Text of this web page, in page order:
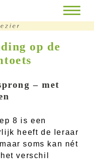
op de
– met
8 is een
heeft de leraar
soms kan nét
verschil